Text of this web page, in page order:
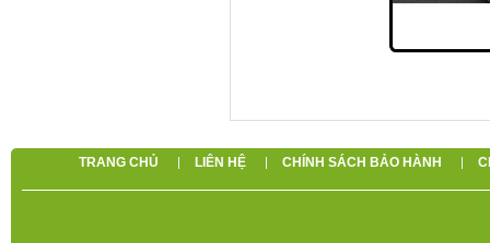
TRANG CHỦ LIÊN HỆ CHÍNH SÁCH BẢO HÀNH